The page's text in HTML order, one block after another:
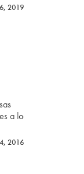
2019
a lo
2016